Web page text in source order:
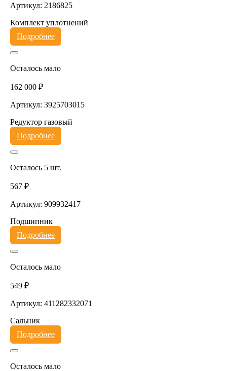
Артикул: 2186825
Комплект уплотнений
Подробнее
Осталось мало
162 000 ₽
Артикул: 3925703015
Редуктор газовый
Подробнее
Осталось 5 шт.
567 ₽
Артикул: 909932417
Подшипник
Подробнее
Осталось мало
549 ₽
Артикул: 411282332071
Сальник
Подробнее
Осталось мало